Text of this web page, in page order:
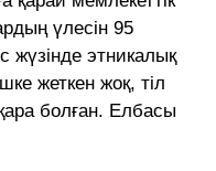
үлесін 95
жүзінде этникалық
жеткен жоқ, тіл
болған. Елбасы